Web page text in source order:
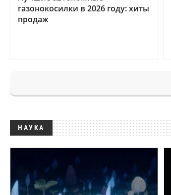
газонокосилки в 2026 году: хиты
продаж
НАУКА